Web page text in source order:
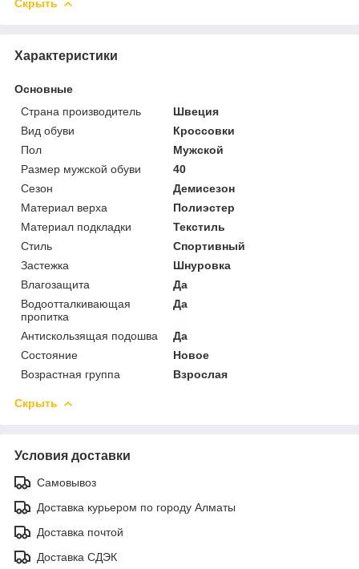
Скрыть
Характеристики
Основные
Страна производитель
Швеция
Вид обуви
Кроссовки
Пол
Мужской
Размер мужской обуви
40
Сезон
Демисезон
Материал верха
Полиэстер
Материал подкладки
Текстиль
Стиль
Спортивный
Застежка
Шнуровка
Влагозащита
Да
Водоотталкивающая
пропитка
Да
Антискользящая подошва
Да
Состояние
Новое
Возрастная группа
Взрослая
Скрыть
Условия доставки
Самовывоз
Доставка курьером по городу Алматы
Доставка почтой
Доставка СДЭК